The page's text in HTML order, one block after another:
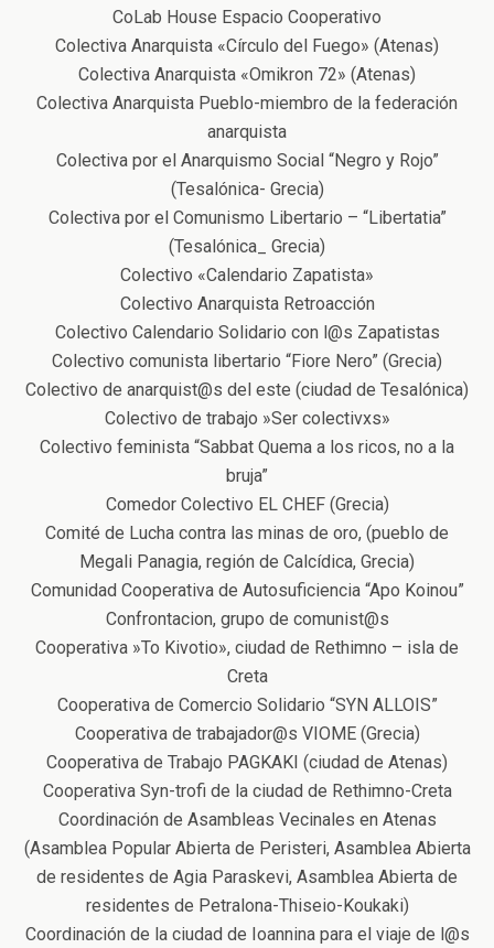
CoLab House Espacio Cooperativo
Colectiva Anarquista «Círculo del Fuego» (Atenas)
Colectiva Anarquista «Omikron 72» (Atenas)
Colectiva Anarquista Pueblo-miembro de la federación
anarquista
Colectiva por el Anarquismo Social “Negro y Rojo”
(Tesalónica- Grecia)
Colectiva por el Comunismo Libertario – “Libertatia”
(Tesalónica_ Grecia)
Colectivo «Calendario Zapatista»
Colectivo Anarquista Retroacción
Colectivo Calendario Solidario con l@s Zapatistas
Colectivo comunista libertario “Fiore Nero” (Grecia)
Colectivo de anarquist@s del este (ciudad de Tesalónica)
Colectivo de trabajo »Ser colectivxs»
Colectivo feminista “Sabbat Quema a los ricos, no a la
bruja”
Comedor Colectivo EL CHEF (Grecia)
Comité de Lucha contra las minas de oro, (pueblo de
Megali Panagia, región de Calcídica, Grecia)
Comunidad Cooperativa de Autosuficiencia “Apo Koinou”
Confrontacion, grupo de comunist@s
Cooperativa »To Kivotio», ciudad de Rethimno – isla de
Creta
Cooperativa de Comercio Solidario “SYN ALLOIS”
Cooperativa de trabajador@s VIOME (Grecia)
Cooperativa de Trabajo PAGKAKI (ciudad de Atenas)
Cooperativa Syn-trofi de la ciudad de Rethimno-Creta
Coordinación de Asambleas Vecinales en Atenas
(Asamblea Popular Abierta de Peristeri, Asamblea Abierta
de residentes de Agia Paraskevi, Asamblea Abierta de
residentes de Petralona-Thiseio-Koukaki)
Coordinación de la ciudad de Ioannina para el viaje de l@s